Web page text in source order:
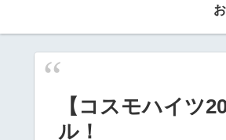
【コスモハイツ
ル！